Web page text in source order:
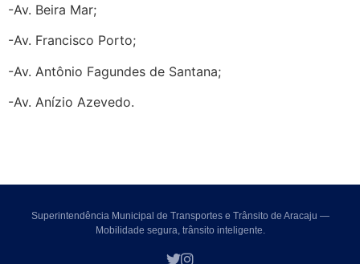
-Av. Beira Mar;
-Av. Francisco Porto;
-Av. Antônio Fagundes de Santana;
-Av. Anízio Azevedo.
Superintendência Municipal de Transportes e Trânsito de Aracaju —
Mobilidade segura, trânsito inteligente.